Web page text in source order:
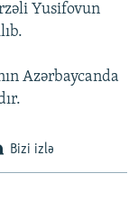
Yusifovun
Azərbaycanda
Bizi izlə